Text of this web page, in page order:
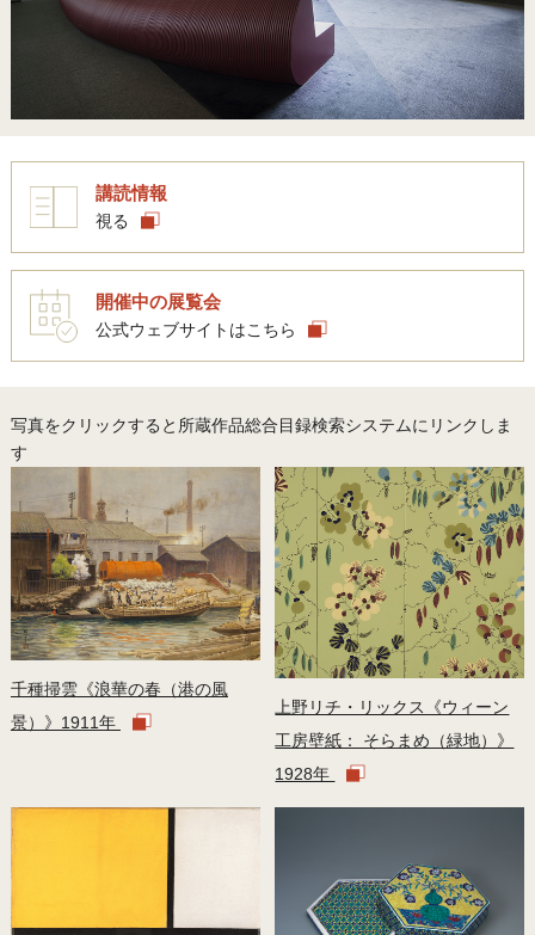
講読情報
視る
開催中の展覧会
公式ウェブサイトはこちら
写真をクリックすると所蔵作品総合目録検索システムにリンクしま
す
千種掃雲《浪華の春（港の風
景）》1911年
上野リチ・リックス《ウィーン
工房壁紙： そらまめ（緑地）》
1928年